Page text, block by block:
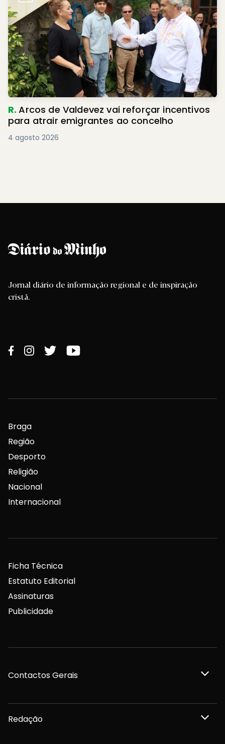
R.Arcos de Valdevez vai reforçar incentivos
para atrair emigrantes ao concelho
4 agosto 2026
Jornal diário de informação regional e de inspiração
cristã.
Braga
Região
Desporto
Religião
Nacional
Internacional
Ficha Técnica
Estatuto Editorial
Assinaturas
Publicidade
Contactos Gerais
Redação